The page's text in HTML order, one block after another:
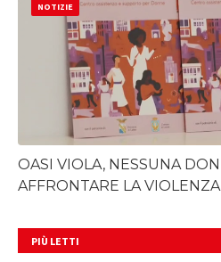
NOTIZIE
OASI VIOLA, NESSUNA
AFFRONTARE LA
PIÙ LETTI